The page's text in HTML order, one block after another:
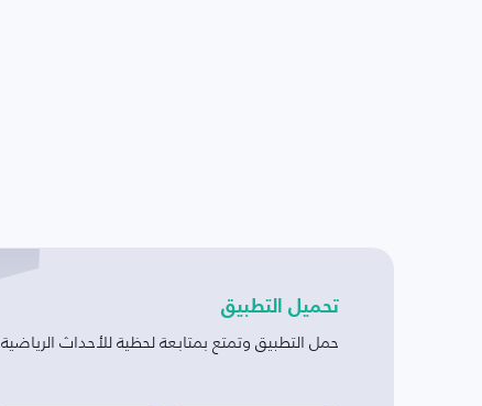
تحميل التطبيق
حمل التطبيق وتمتع بمتابعة لحظية للأحداث الرياضية